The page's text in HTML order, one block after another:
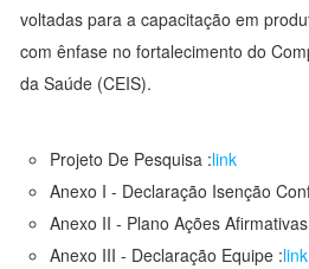
voltadas para a capacitação em
com ênfase no fortalecimento do
da Saúde (CEIS).
Projeto De Pesquisa :link
Anexo I - Declaração Isenção
Anexo II - Plano Ações
Anexo III - Declaração Equipe :link